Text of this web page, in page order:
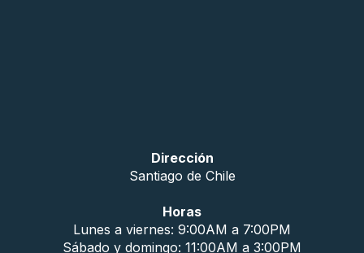
Dirección
Santiago de Chile
Horas
Lunes a viernes: 9:00AM a 7:00PM
Sábado y domingo: 11:00AM a 3:00PM